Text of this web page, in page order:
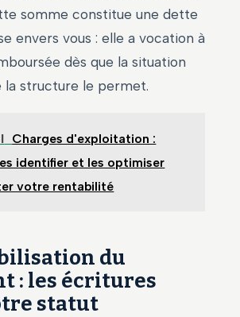
somme constitue une dette
envers vous : elle a vocation à
dès que la situation
la structure le permet.
Charges d'exploitation :
identifier et les optimiser
votre rentabilité
du
: les écritures
statut